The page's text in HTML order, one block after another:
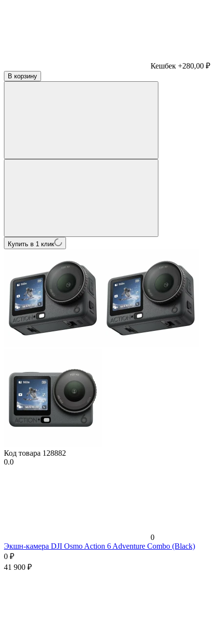
Кешбек +280,00 ₽
В корзину
Купить в 1 клик
Код товара 128882
0.0
0
Экшн-камера DJI Osmo Action 6 Adventure Combo (Black)
0 ₽
41 900 ₽